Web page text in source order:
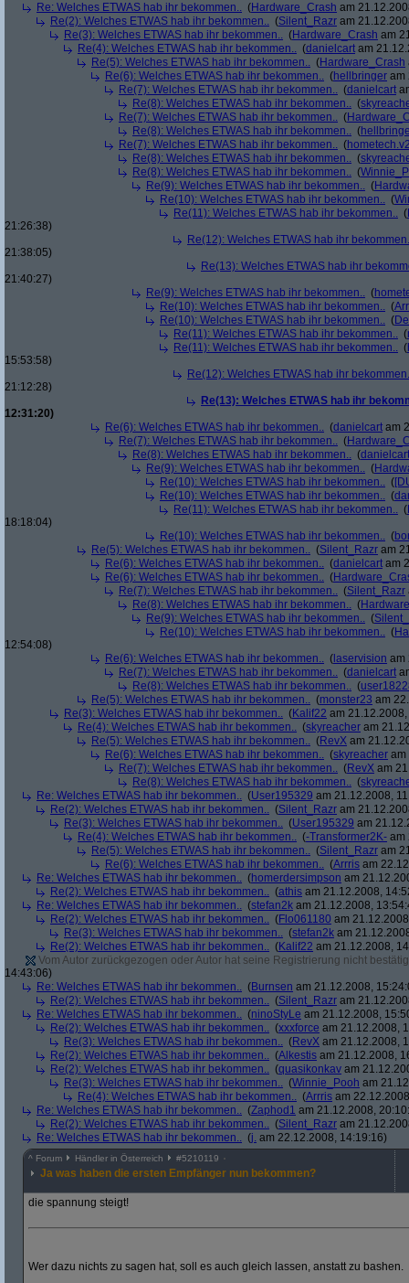
Re: Welches ETWAS hab ihr bekommen.. (Hardware_Crash am
Re(2): Welches ETWAS hab ihr bekommen.. (Silent_Razr am
Re(3): Welches ETWAS hab ihr bekommen.. (Hardware_Crash am
Re(4): Welches ETWAS hab ihr bekommen.. (danielcart am
Re(5): Welches ETWAS hab ihr bekommen.. (Hardware_Crash
Re(6): Welches ETWAS hab ihr bekommen.. (hellbringer am
Re(7): Welches ETWAS hab ihr bekommen.. (danielcart
Re(8): Welches ETWAS hab ihr bekommen.. (
Re(7): Welches ETWAS hab ihr bekommen.. (
Re(8): Welches ETWAS hab ihr bekommen.. (
Re(7): Welches ETWAS hab ihr bekommen.. (
Re(8): Welches ETWAS hab ihr bekommen.. (
Re(8): Welches ETWAS hab ihr bekommen.. (
Re(9): Welches ETWAS hab ihr bekommen.. (
Re(10): Welches ETWAS hab ihr bekommen.. (
Re(11): Welches ETWAS hab ihr bekommen.. (
21:26:38)
Re(12): Welches ETWAS hab ihr
21:38:05)
Re(13): Welches ETWAS hab ihr
21:40:27)
Re(9): Welches ETWAS hab ihr bekommen.. (
Re(10): Welches ETWAS hab ihr bekommen.. (
Re(10): Welches ETWAS hab ihr bekommen.. (
Re(11): Welches ETWAS hab ihr bekommen.. (
Re(11): Welches ETWAS hab ihr bekommen.. (
15:53:58)
Re(12): Welches ETWAS hab ihr
21:12:28)
Re(13): Welches ETWAS hab ihr
12:31:20)
Re(6): Welches ETWAS hab ihr bekommen.. (danielcart am
Re(7): Welches ETWAS hab ihr bekommen.. (
Re(8): Welches ETWAS hab ihr bekommen.. (danielcart
Re(9): Welches ETWAS hab ihr bekommen.. (
Re(10): Welches ETWAS hab ihr bekommen.. (
Re(10): Welches ETWAS hab ihr bekommen.. (
Re(11): Welches ETWAS hab ihr bekommen.. (
18:18:04)
Re(10): Welches ETWAS hab ihr bekommen.. (
Re(5): Welches ETWAS hab ihr bekommen.. (Silent_Razr am
Re(6): Welches ETWAS hab ihr bekommen.. (danielcart am
Re(6): Welches ETWAS hab ihr bekommen.. (
Re(7): Welches ETWAS hab ihr bekommen.. (Silent_Razr
Re(8): Welches ETWAS hab ihr bekommen.. (
Re(9): Welches ETWAS hab ihr bekommen.. (
Re(10): Welches ETWAS hab ihr bekommen.. (
12:54:08)
Re(6): Welches ETWAS hab ihr bekommen.. ( laservision am
Re(7): Welches ETWAS hab ihr bekommen.. (danielcart
Re(8): Welches ETWAS hab ihr bekommen.. (
Re(5): Welches ETWAS hab ihr bekommen.. (monster23 am
Re(3): Welches ETWAS hab ihr bekommen.. (Kalif22 am
Re(4): Welches ETWAS hab ihr bekommen.. (skyreacher am
Re(5): Welches ETWAS hab ihr bekommen.. (RevX am
Re(6): Welches ETWAS hab ihr bekommen.. (skyreacher am
Re(7): Welches ETWAS hab ihr bekommen.. (RevX am
Re(8): Welches ETWAS hab ihr bekommen.. (
Re: Welches ETWAS hab ihr bekommen.. (User195329 am 21.12.2008,
Re(2): Welches ETWAS hab ihr bekommen.. (Silent_Razr am
Re(3): Welches ETWAS hab ihr bekommen.. (User195329 am
Re(4): Welches ETWAS hab ihr bekommen.. (-Transformer2K- am
Re(5): Welches ETWAS hab ihr bekommen.. (Silent_Razr am
Re(6): Welches ETWAS hab ihr bekommen.. (Arrris am
Re: Welches ETWAS hab ihr bekommen.. (homerdersimpson am
Re(2): Welches ETWAS hab ihr bekommen.. (athis am 21.12.2008,
Re: Welches ETWAS hab ihr bekommen.. (stefan2k am 21.12.2008,
Re(2): Welches ETWAS hab ihr bekommen.. (Flo061180 am
Re(3): Welches ETWAS hab ihr bekommen.. (stefan2k am
Re(2): Welches ETWAS hab ihr bekommen.. (Kalif22 am 21.12.2008,
Vom Autor zurückgezogen oder Autor hat seine Registrierung nicht
14:43:06)
Re: Welches ETWAS hab ihr bekommen.. (Burnsen am 21.12.2008,
Re(2): Welches ETWAS hab ihr bekommen.. (Silent_Razr am
Re: Welches ETWAS hab ihr bekommen.. (ninoStyLe am 21.12.2008,
Re(2): Welches ETWAS hab ihr bekommen.. (xxxforce am 21.12.2008,
Re(3): Welches ETWAS hab ihr bekommen.. (RevX am 21.12.2008,
Re(2): Welches ETWAS hab ihr bekommen.. (Alkestis am 21.12.2008,
Re(2): Welches ETWAS hab ihr bekommen.. (quasikonkav am
Re(3): Welches ETWAS hab ihr bekommen.. (Winnie_Pooh am
Re(4): Welches ETWAS hab ihr bekommen.. (Arrris am
Re: Welches ETWAS hab ihr bekommen.. (Zaphod1 am 21.12.2008,
Re(2): Welches ETWAS hab ihr bekommen.. (Silent_Razr am
Re: Welches ETWAS hab ihr bekommen.. (j. am 22.12.2008, 14:19:16)
^ Forum Händler in Österreich #5210119
Ja was haben die ersten Empfänger nun bekommen?
die spannung steigt!
Wer dazu nichts zu sagen hat, soll es auch gleich lassen, anstatt zu bashen.